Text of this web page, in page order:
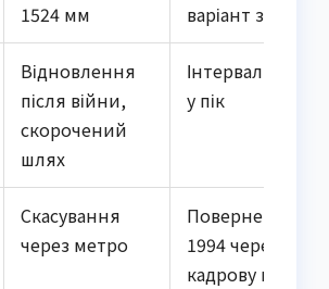
1524 мм
варіант закрито
Відновлення
після війни,
скорочений
шлях
Інтервал до 6 хв
у пік
Скасування
через метро
Повернення у
1994 через
кадрову кризу